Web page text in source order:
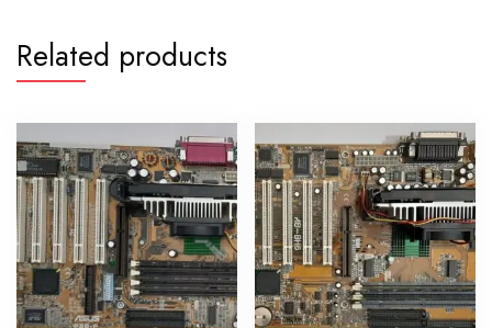
Related products